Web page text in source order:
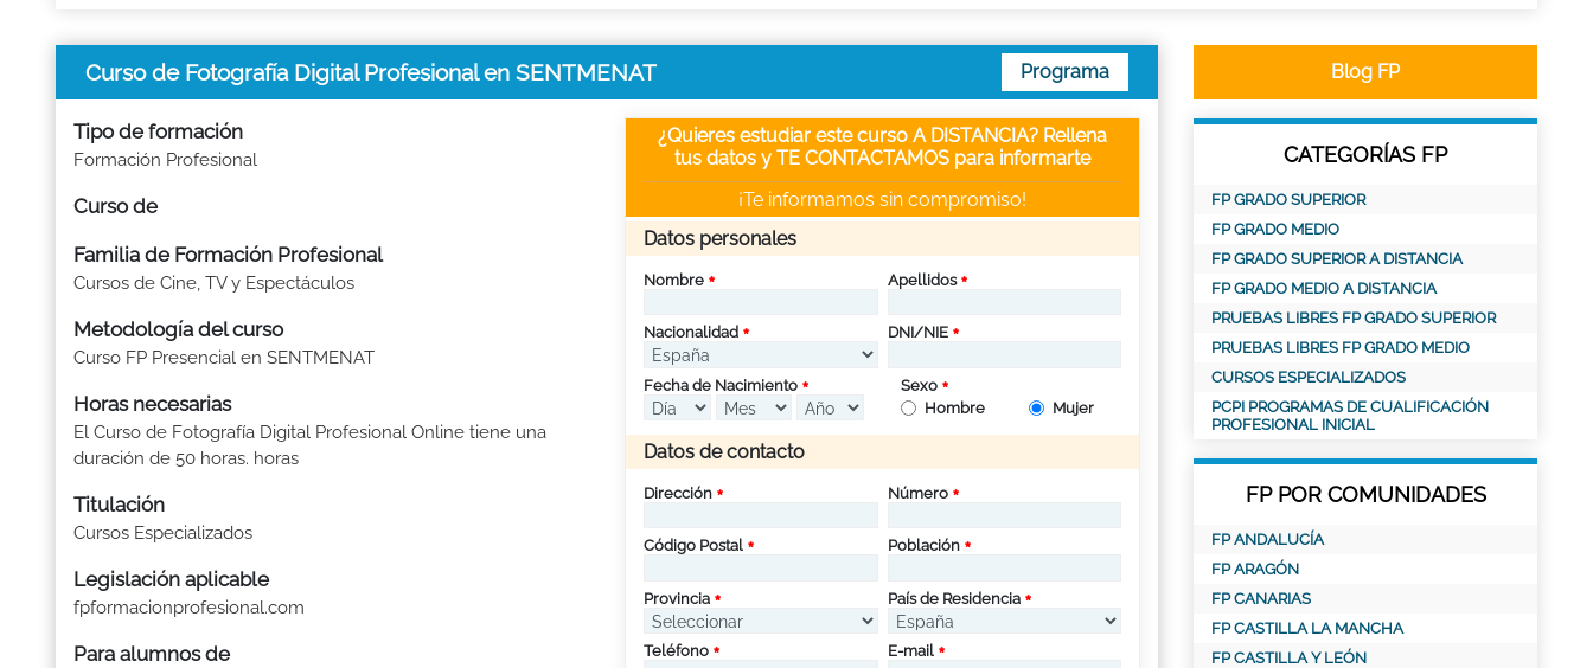
Curso de Fotografía Digital Profesional en SENTMENAT Programa
Tipo de formación
Formación Profesional
Curso de
Familia de Formación Profesional
Cursos de Cine, TV y Espectáculos
Metodología del curso
Curso FP Presencial en SENTMENAT
Horas necesarias
El Curso de Fotografía Digital Profesional Online tiene una
duración de 50 horas. horas
Titulación
Cursos Especializados
Legislación aplicable
fpformacionprofesional.com
Para alumnos de
¿Quieres estudiar este curso A DISTANCIA? Rellena
tus datos y TE CONTACTAMOS para informarte
¡Te informamos sin compromiso!
Datos personales
Nombre Apellidos
Nacionalidad DNI/NIE
Fecha de Nacimiento
Sexo
Hombre
Mujer
Datos de contacto
Dirección Número
Código Postal Población
Provincia País de Residencia
Teléfono E-mail
Blog FP
CATEGORÍAS FP
FP GRADO SUPERIOR
FP GRADO MEDIO
FP GRADO SUPERIOR A DISTANCIA
FP GRADO MEDIO A DISTANCIA
PRUEBAS LIBRES FP GRADO SUPERIOR
PRUEBAS LIBRES FP GRADO MEDIO
CURSOS ESPECIALIZADOS
PCPI PROGRAMAS DE CUALIFICACIÓN
PROFESIONAL INICIAL
FP POR COMUNIDADES
FP ANDALUCÍA
FP ARAGÓN
FP CANARIAS
FP CASTILLA LA MANCHA
FP CASTILLA Y LEÓN